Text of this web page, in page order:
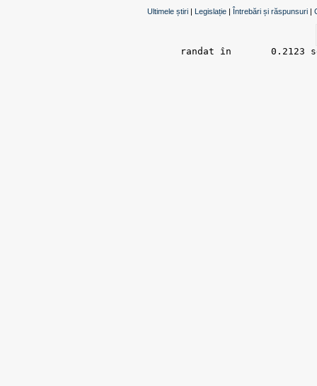
Ultimele știri | Legislație | Întrebări și răspunsuri |
randat în